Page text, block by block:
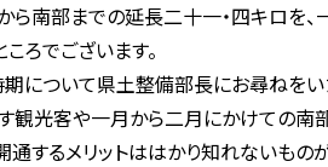
ら南部までの延長二十一・四キロを
ろでございます。
について県土整備部長にお尋ねをい
光客や一月から二月にかけての南
するメリットははかり知れないも